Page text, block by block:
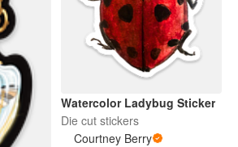
Watercolor Ladybug Sticker
Die cut stickers
Courtney Berry